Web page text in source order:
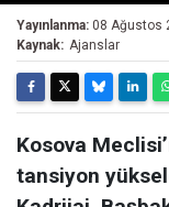
Yayınlanma: 08 Ağustos
Kaynak: Ajanslar
Kosova
tansiyon